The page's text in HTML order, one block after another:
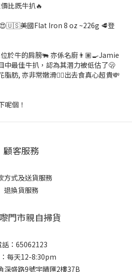
比既牛扒🔥
🇺🇸美國Flat Iron 8 oz ~226g 🥩登
於牛的肩膀🐃 亦係名廚👨🏽‍🍳Jamie
中最佳牛扒，認為其潛力被低估了🫢
肪, 亦非常嫩滑👍🏽出去食真心超貴💸
呢個！
顧客服務
方式及送貨服務
退換貨服務
門市親自掃貨
話：65062123
每天12-8:30pm
深盛路9號宇晴匯2樓37B